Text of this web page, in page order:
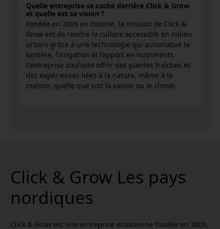
Quelle entreprise se cache derrière Click & Grow
et quelle est sa vision ?
Fondée en 2009 en Estonie, la mission de Click &
Grow est de rendre la culture accessible en milieu
urbain grâce à une technologie qui automatise la
lumière, l’irrigation et l’apport en nutriments.
L’entreprise souhaite offrir des plantes fraîches et
des expériences liées à la nature, même à la
maison, quelle que soit la saison ou le climat.
Click & Grow Les pays
nordiques
Click & Grow est une entreprise estonienne fondée en 2009,